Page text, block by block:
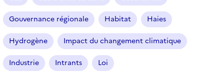
Gouvernance régionale Habitat Haies
Hydrogène Impact du changement climatique
Industrie Intrants Loi